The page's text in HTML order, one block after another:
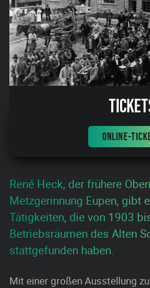
ONLINE-
René Heck, der frühere
Metzgerinnung Eupen, gibt
Tätigkeiten, die von 1903
Betriebsräumen des Alten
stattgefunden haben.
Mit einer großen Ausstellung